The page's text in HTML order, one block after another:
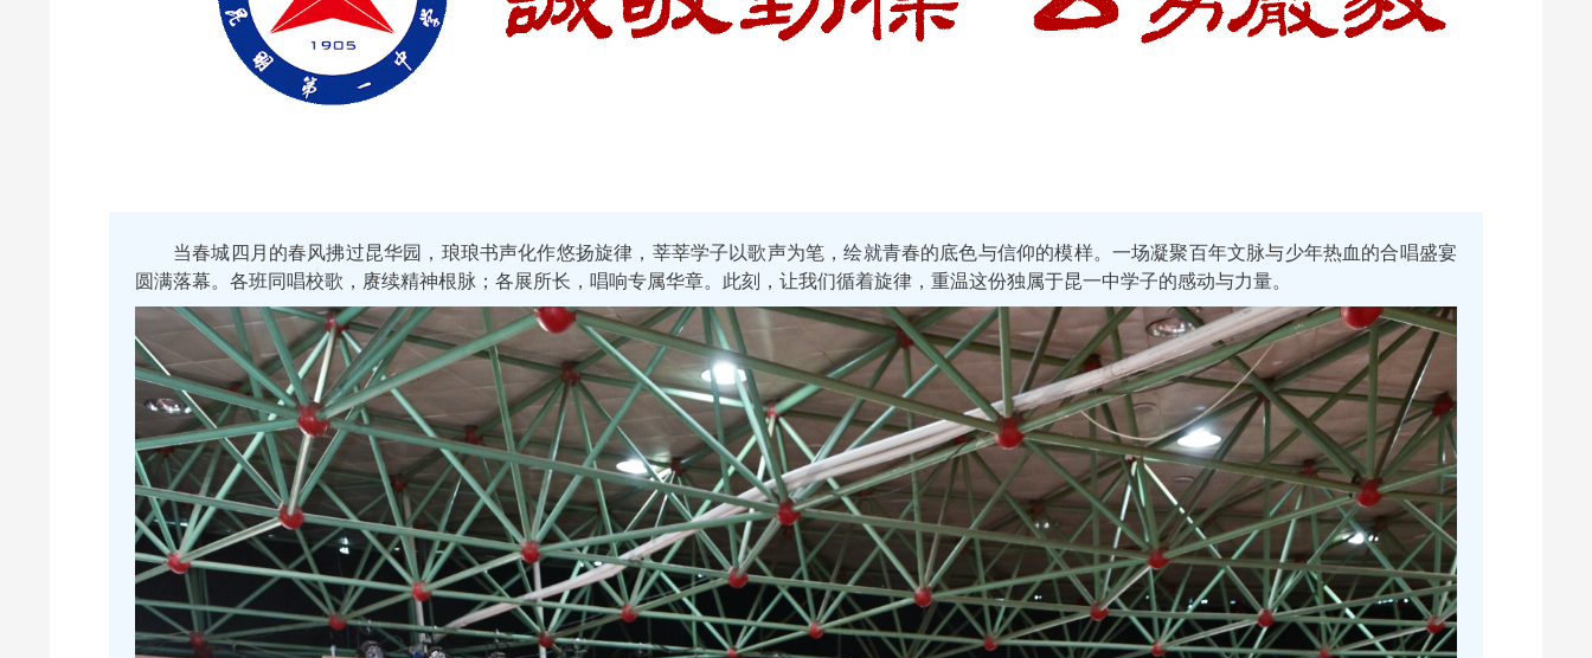
当春城四月的春风拂过昆华园，琅琅书声化作悠扬旋律，莘莘学子以歌声为笔，绘就青春的底色与信仰的模样。一场凝聚百年文脉与少年热血的合唱盛宴
圆满落幕。各班同唱校歌，赓续精神根脉；各展所长，唱响专属华章。此刻，让我们循着旋律，重温这份独属于昆一中学子的感动与力量。